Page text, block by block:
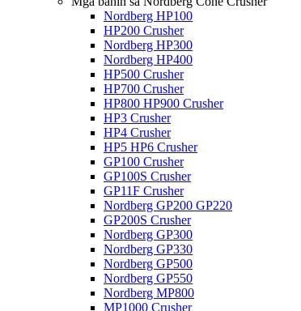
Nordberg HP100
HP200 Crusher
Nordberg HP300
Nordberg HP400
HP500 Crusher
HP700 Crusher
HP800 HP900 Crusher
HP3 Crusher
HP4 Crusher
HP5 HP6 Crusher
GP100 Crusher
GP100S Crusher
GP11F Crusher
Nordberg GP200 GP220
GP200S Crusher
Nordberg GP300
Nordberg GP330
Nordberg GP500
Nordberg GP550
Nordberg MP800
MP1000 Crusher